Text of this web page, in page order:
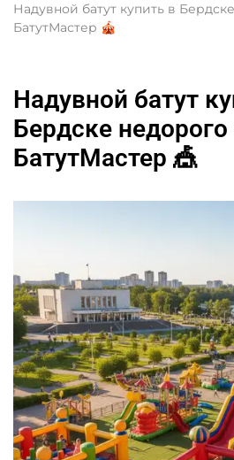
Надувной батут купить в
БатутМастер 🎪
Надувной батут
Бердске недорого
БатутМастер 🎪